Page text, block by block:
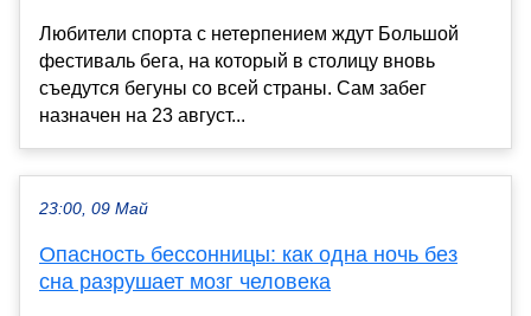
Любители спорта с нетерпением ждут Большой
фестиваль бега, на который в столицу вновь
съедутся бегуны со всей страны. Сам забег
назначен на 23 август...
23:00, 09 Май
Опасность бессонницы: как одна ночь без
сна разрушает мозг человека